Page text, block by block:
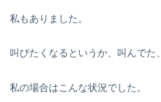
私もありました。
叫びたくなるというか、叫んでた
私の場合はこんな状況でした。